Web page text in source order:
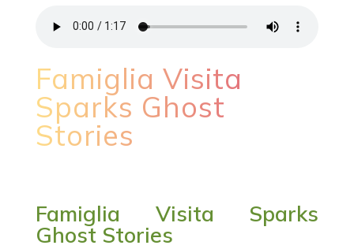
Famiglia Visita
Sparks Ghost
Stories
Famiglia Visita Sparks
Ghost Stories